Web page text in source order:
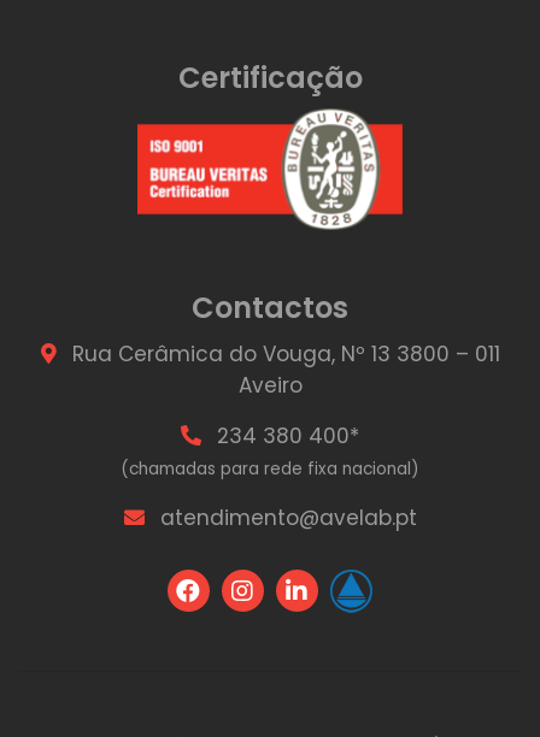
Certificação
Contactos
Rua Cerâmica do Vouga, Nº 13 3800 – 011
Aveiro
234 380 400*
(chamadas para rede fixa nacional)
atendimento@avelab.pt